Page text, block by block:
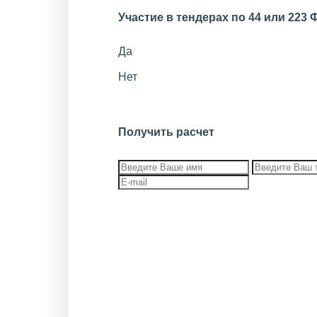
Участие в тендерах по 44 или 223
Да
Нет
Получить расчет